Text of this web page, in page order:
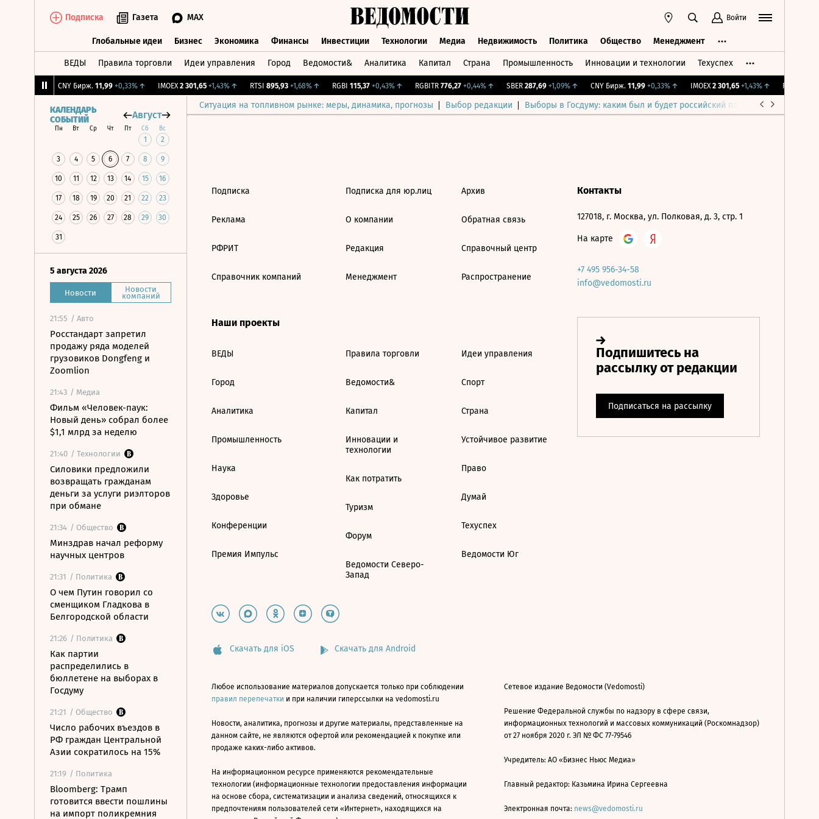
Подписка Газета MAX Войти
Глобальные идеи Бизнес Экономика Финансы Инвестиции Технологии Медиа Недвижимость Политика Общество Менеджмент
ВЕДЫ Правила торговли Идеи управления Город Ведомости& Аналитика Капитал Страна Промышленность Инновации и технологии Техуспех
CNY Бирж. 11,99 +0,33%↑ IMOEX 2 301,65 +1,43%↑ RTSI 895,93 +1,68%↑ RGBI 115,37 +0,43%↑ RGBITR 776,27 +0,44%↑ SBER 287,69 +1,09%↑ CNY Бирж. 11,99 +0,33%↑ IMOEX 2 301,65 +1,43%↑ RTSI
Ситуация на топливном рынке: меры, динамика, прогнозы Выбор редакции Выборы в Госдуму: каким был и будет российский парламент
КАЛЕНДАРЬ
СОБЫТИЙ
Август
Пн Вт Ср Чт Пт Сб Вс
1 2
3 4 5 6 7 8 9
10 11 12 13 14 15 16
17 18 19 20 21 22 23
24 25 26 27 28 29 30
31
5 августа 2026
Новости Новости
компаний
21:55 / Авто
Росстандарт запретил
продажу ряда моделей
грузовиков Dongfeng и
Zoomlion
21:43 / Медиа
Фильм «Человек-паук:
Новый день» собрал более
$1,1 млрд за неделю
21:40 / Технологии
Силовики предложили
возвращать гражданам
деньги за услуги риэлторов
при обмане
21:34 / Общество
Минздрав начал реформу
научных центров
21:31 / Политика
О чем Путин говорил со
сменщиком Гладкова в
Белгородской области
21:26 / Политика
Как партии
распределились в
бюллетене на выборах в
Госдуму
21:21 / Общество
Число рабочих въездов в
РФ граждан Центральной
Азии сократилось на 15%
21:19 / Политика
Bloomberg: Трамп
готовится ввести пошлины
на импорт поликремния
Подписка
Реклама
РФРИТ
Справочник компаний
Подписка для юр.лиц
О компании
Редакция
Менеджмент
Архив
Обратная связь
Справочный центр
Распространение
Наши проекты
ВЕДЫ
Город
Аналитика
Промышленность
Наука
Здоровье
Конференции
Премия Импульс
Правила торговли
Ведомости&
Капитал
Инновации и
технологии
Как потратить
Туризм
Форум
Ведомости Северо-
Запад
Идеи управления
Спорт
Страна
Устойчивое развитие
Право
Думай
Техуспех
Ведомости Юг
Контакты
127018, г. Москва, ул. Полковая, д. 3, стр. 1
На карте
+7 495 956-34-58
info@vedomosti.ru
Скачать для iOS Скачать для Android
Любое использование материалов допускается только при соблюдении
правил перепечатки и при наличии гиперссылки на vedomosti.ru
Новости, аналитика, прогнозы и другие материалы, представленные на
данном сайте, не являются офертой или рекомендацией к покупке или
продаже каких-либо активов.
На информационном ресурсе применяются рекомендательные
технологии (информационные технологии предоставления информации
на основе сбора, систематизации и анализа сведений, относящихся к
предпочтениям пользователей сети «Интернет», находящихся на
Сетевое издание Ведомости (Vedomosti)
Решение Федеральной службы по надзору в сфере связи,
информационных технологий и массовых коммуникаций (Роскомнадзор)
от 27 ноября 2020 г. ЭЛ № ФС 77-79546
Учредитель: АО «Бизнес Ньюс Медиа»
Главный редактор: Казьмина Ирина Сергеевна
Электронная почта: news@vedomosti.ru